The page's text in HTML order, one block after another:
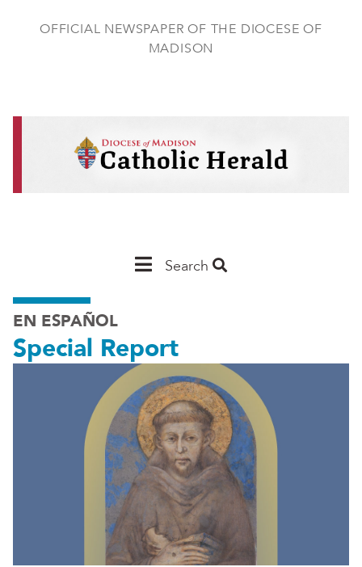
OFFICIAL NEWSPAPER OF THE DIOCESE OF
MADISON
Main
Madison
Search
EN ESPAÑOL
Special Report